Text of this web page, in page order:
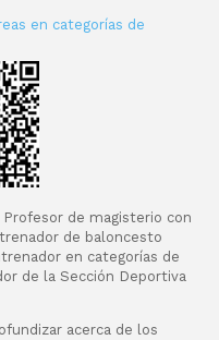
en categorías de
de magisterio con
de baloncesto
en categorías de
de la Sección Deportiva
acerca de los